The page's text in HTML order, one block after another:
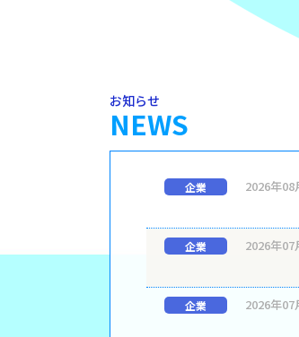
お知らせ
NEWS
企業 2026年08
企業 2026年07
企業 2026年07